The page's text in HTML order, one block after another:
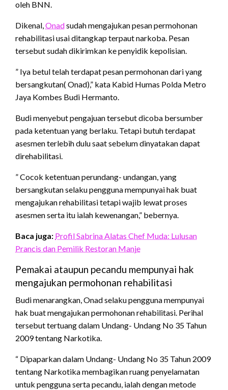
oleh BNN.
Dikenal,Onadsudah mengajukan pesan permohonan
rehabilitasi usai ditangkap terpaut narkoba. Pesan
tersebut sudah dikirimkan ke penyidik kepolisian.
” Iya betul telah terdapat pesan permohonan dari yang
bersangkutan( Onad),” kata Kabid Humas Polda Metro
Jaya Kombes Budi Hermanto.
Budi menyebut pengajuan tersebut dicoba bersumber
pada ketentuan yang berlaku. Tetapi butuh terdapat
asesmen terlebih dulu saat sebelum dinyatakan dapat
direhabilitasi.
” Cocok ketentuan perundang- undangan, yang
bersangkutan selaku pengguna mempunyai hak buat
mengajukan rehabilitasi tetapi wajib lewat proses
asesmen serta itu ialah kewenangan,” bebernya.
Baca juga: Profil Sabrina Alatas Chef Muda: Lulusan
Prancis dan Pemilik Restoran Manje
Pemakai ataupun pecandu mempunyai hak
mengajukan permohonan rehabilitasi
Budi menarangkan, Onad selaku pengguna mempunyai
hak buat mengajukan permohonan rehabilitasi. Perihal
tersebut tertuang dalam Undang- Undang No 35 Tahun
2009 tentang Narkotika.
“ Dipaparkan dalam Undang- Undang No 35 Tahun 2009
tentang Narkotika membagikan ruang penyelamatan
untuk pengguna serta pecandu, ialah dengan metode